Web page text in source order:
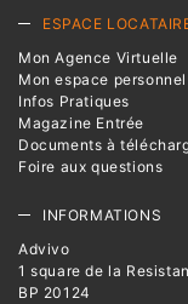
ESPACE
Mon Agence Virtuelle
Mon espace personnel
Infos Pratiques
Magazine Entrée
Documents à
Foire aux questions
INFORMATIONS
Advivo
1 square de la
BP 20124